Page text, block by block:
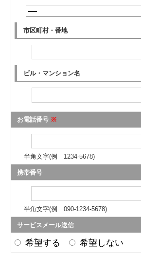
市区町村・番地
ビル・マンション名
お電話番号 ※
半角文字(例 1234-5678)
携帯番号
半角文字(例 090-1234-5678)
サービスメール送信
希望する 希望しない